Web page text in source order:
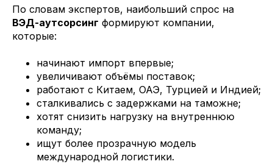
По словам экспертов, наибольший спрос на
ВЭД-аутсорсинг формируют компании,
которые:
начинают импорт впервые;
увеличивают объёмы поставок;
работают с Китаем, ОАЭ, Турцией и Индией;
сталкивались с задержками на таможне;
хотят снизить нагрузку на внутреннюю
команду;
ищут более прозрачную модель
международной логистики.